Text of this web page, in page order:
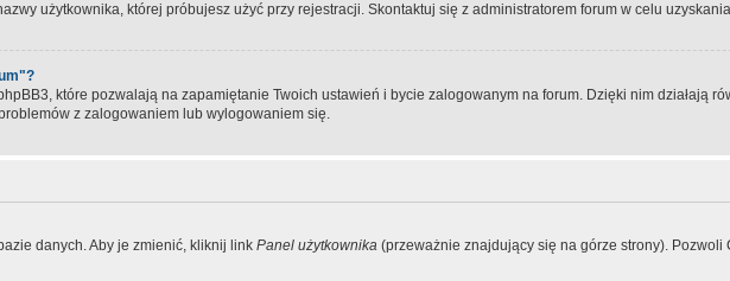
użytkownika, której próbujesz użyć przy rejestracji. Skontaktuj się z administratorem forum w celu
które pozwalają na zapamiętanie Twoich ustawień i bycie zalogowanym na forum. Dzięki nim działają
z zalogowaniem lub wylogowaniem się.
danych. Aby je zmienić, kliknij link Panel użytkownika (przeważnie znajdujący się na górze strony). Pozwoli